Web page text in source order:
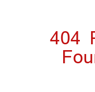
404